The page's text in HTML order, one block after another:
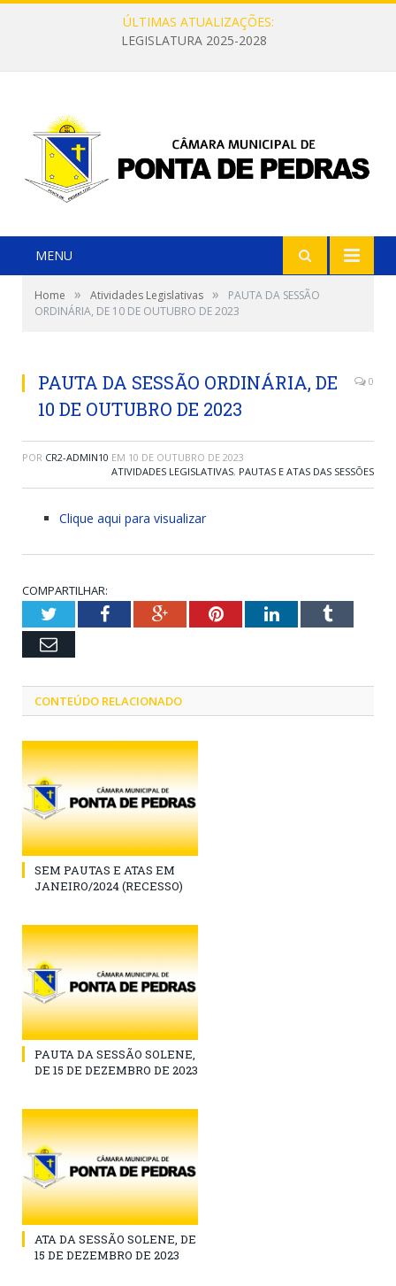
ÚLTIMAS ATUALIZAÇÕES:
LEGISLATURA 2025-2028
MENU
Home » Atividades Legislativas »
PAUTA DA SESSÃO
ORDINÁRIA, DE 10 DE OUTUBRO DE 2023
PAUTA DA SESSÃO ORDINÁRIA, DE
10 DE OUTUBRO DE 2023
0
POR CR2-ADMIN10 EM 10 DE OUTUBRO DE 2023
ATIVIDADES LEGISLATIVAS, PAUTAS E ATAS DAS SESSÕES
Clique aqui para visualizar
COMPARTILHAR:
TwitterFacebookGoogle+PinterestLinkedInTumblr
Email
CONTEÚDO RELACIONADO
SEM PAUTAS E ATAS EM
JANEIRO/2024 (RECESSO)
PAUTA DA SESSÃO SOLENE,
DE 15 DE DEZEMBRO DE 2023
ATA DA SESSÃO SOLENE, DE
15 DE DEZEMBRO DE 2023